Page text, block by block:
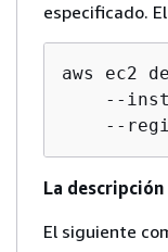
especificado.
aws ec2
--
--
La
El siguiente